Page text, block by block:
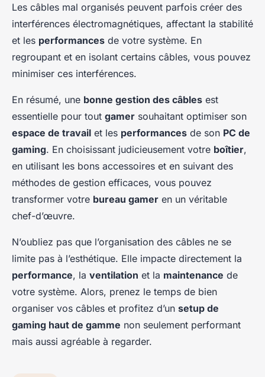
Les câbles mal organisés peuvent parfois créer des
interférences électromagnétiques, affectant la stabilité
et les performances de votre système. En
regroupant et en isolant certains câbles, vous pouvez
minimiser ces interférences.
En résumé, une bonne gestion des câbles est
essentielle pour tout gamer souhaitant optimiser son
espace de travail et les performances de son PC de
gaming. En choisissant judicieusement votre boîtier,
en utilisant les bons accessoires et en suivant des
méthodes de gestion efficaces, vous pouvez
transformer votre bureau gamer en un véritable
chef-d’œuvre.
N’oubliez pas que l’organisation des câbles ne se
limite pas à l’esthétique. Elle impacte directement la
performance, la ventilation et la maintenance de
votre système. Alors, prenez le temps de bien
organiser vos câbles et profitez d’un setup de
gaming haut de gamme non seulement performant
mais aussi agréable à regarder.